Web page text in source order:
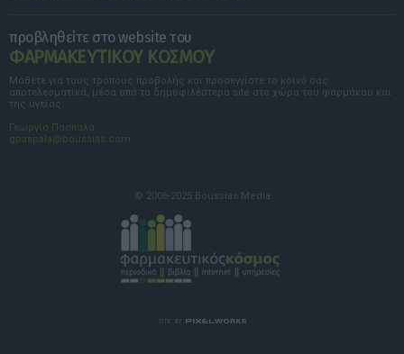
προβληθείτε στο website του
ΦΑΡΜΑΚΕΥΤΙΚΟΥ ΚΟΣΜΟΥ
Μάθετε για τους τρόπους προβολής και προσεγγίστε το κοινό σας
αποτελεσματικά, μέσα από το δημοφιλέστερο site στο χώρο του φαρμάκου και
της υγείας.
Γεωργία Πασπαλά
gpaspala@boussias.com
© 2006-2025 Boussias Media